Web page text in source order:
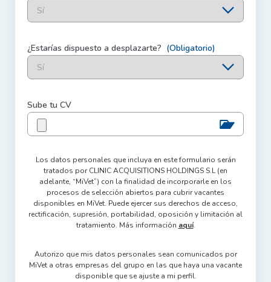
¿Estarías dispuesto a desplazarte? (Obligatorio)
Sube tu CV
Los datos personales que incluya en este formulario serán
tratados por CLINIC ACQUISITIONS HOLDINGS S.L (en
adelante, “MiVet”) con la finalidad de incorporarle en los
procesos de selección abiertos para cubrir vacantes
disponibles en MiVet. Puede ejercer sus derechos de acceso,
rectificación, supresión, portabilidad, oposición y limitación al
tratamiento. Más información aquí.
Autorizo que mis datos personales sean comunicados por
MiVet a otras empresas del grupo en las que haya una vacante
disponible que se ajuste a mi perfil.